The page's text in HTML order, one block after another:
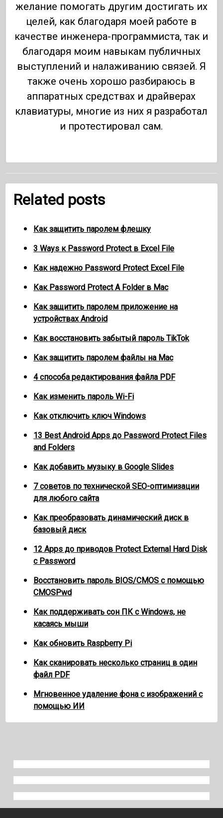
желание помогать другим достигать их
целей, как благодаря моей работе в
качестве инженера-программиста, так и
благодаря моим навыкам публичных
выступлений и налаживанию связей. Я
также очень хорошо разбираюсь в
аппаратных средствах и драйверах
клавиатуры, многие из них я разработал
и протестировал сам.
Related posts
Как защитить паролем флешку
3 Ways к Password Protect в Excel File
Как надежно Password Protect Excel File
Как Password Protect A Folder в Mac
Как защитить паролем приложение на
устройствах Android
Как восстановить забытый пароль TikTok
Как защитить паролем файлы на Mac
4 способа редактирования файла PDF
Как изменить пароль Wi-Fi
Как отключить ключ Windows
13 Best Android Apps до Password Protect Files
and Folders
Как добавить музыку в Google Slides
7 советов по технической SEO-оптимизации
для любого сайта
Как преобразовать динамический диск в
базовый диск
12 Apps до приводов Protect External Hard Disk
с Password
Восстановить пароль BIOS/CMOS с помощью
CMOSPwd
Как поддерживать сон ПК с Windows, не
касаясь мыши
Как обновить Raspberry Pi
Как сканировать несколько страниц в один
файл PDF
Мгновенное удаление фона с изображений с
помощью ИИ